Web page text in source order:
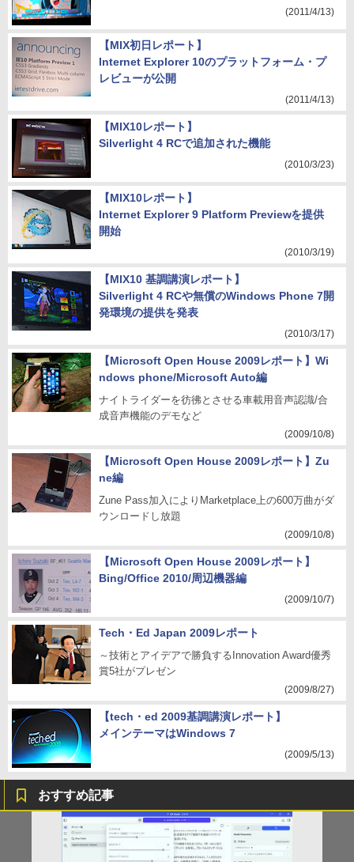
(2011/4/13)
【MIX初日レポート】
Internet Explorer 10のプラットフォーム・プ
レビューが公開
(2011/4/13)
【MIX10レポート】
Silverlight 4 RCで追加された機能
(2010/3/23)
【MIX10レポート】
Internet Explorer 9 Platform Previewを提供
開始
(2010/3/19)
【MIX10 基調講演レポート】
Silverlight 4 RCや無償のWindows Phone 7開
発環境の提供を発表
(2010/3/17)
【Microsoft Open House 2009レポート】Wi
ndows phone/Microsoft Auto編
ナイトライダーを彷彿とさせる車載用音声認識/合
成音声機能のデモなど
(2009/10/8)
【Microsoft Open House 2009レポート】Zu
ne編
Zune Pass加入によりMarketplace上の600万曲がダ
ウンロードし放題
(2009/10/8)
【Microsoft Open House 2009レポート】
Bing/Office 2010/周辺機器編
(2009/10/7)
Tech・Ed Japan 2009レポート
～技術とアイデアで勝負するInnovation Award優秀
賞5社がプレゼン
(2009/8/27)
【tech・ed 2009基調講演レポート】
メインテーマはWindows 7
(2009/5/13)
おすすめ記事